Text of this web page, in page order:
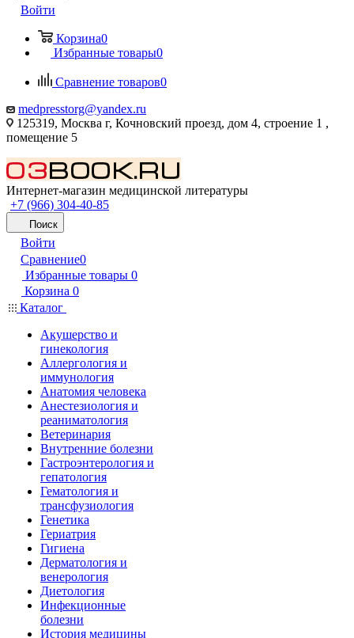
Войти
Корзина0
Избранные товары0
Сравнение товаров0
medpresstorg@yandex.ru
125319, Москва г, Кочновский проезд, дом 4, строение 1 ,
помещение 5
Интернет-магазин медицинской литературы
+7 (966) 304-40-85
Поиск
Войти
Сравнение0
Избранные товары 0
Корзина 0
Каталог
Акушерство и
гинекология
Аллергология и
иммунология
Анатомия человека
Анестезиология и
реаниматология
Ветеринария
Внутренние болезни
Гастроэнтерология и
гепатология
Гематология и
трансфузиология
Генетика
Гериатрия
Гигиена
Дерматология и
венерология
Диетология
Инфекционные
болезни
История медицины